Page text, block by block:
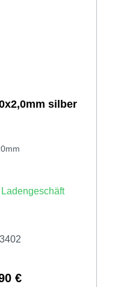
silber
Preis:
€